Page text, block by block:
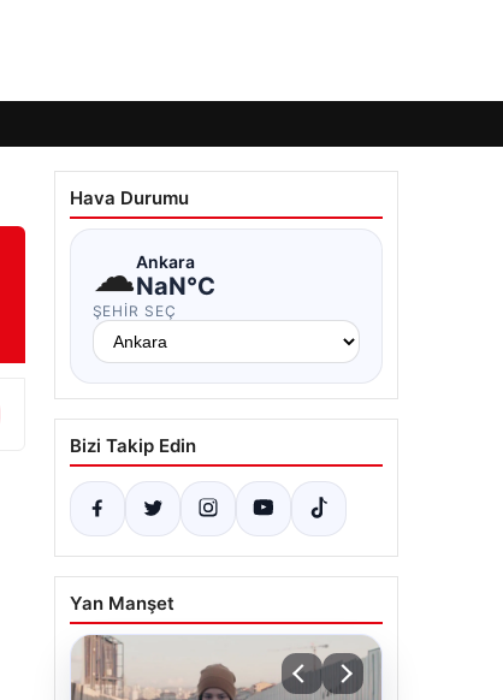
Hava Durumu
☁Ankara
NaN°C
ŞEHIR SEÇ
Bizi Takip Edin
Yan Manşet